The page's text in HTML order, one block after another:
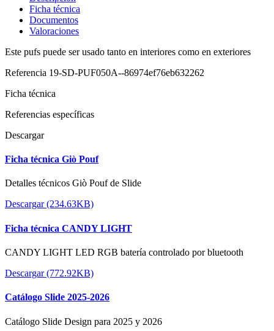
Ficha técnica
Documentos
Valoraciones
Este pufs puede ser usado tanto en interiores como en exteriores
Referencia 19-SD-PUF050A--86974ef76eb632262
Ficha técnica
Referencias específicas
Descargar
Ficha técnica Giò Pouf
Detalles técnicos Giò Pouf de Slide
Descargar (234.63KB)
Ficha técnica CANDY LIGHT
CANDY LIGHT LED RGB batería controlado por bluetooth
Descargar (772.92KB)
Catálogo Slide 2025-2026
Catálogo Slide Design para 2025 y 2026